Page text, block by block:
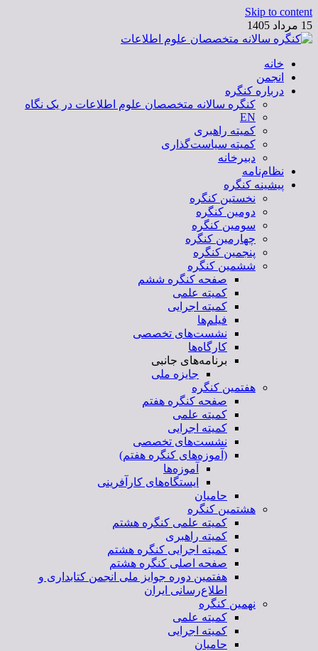
Skip to content
15 مرداد 1405
کنگره سالانه متخصصان علوم اطلاعات
خانه
انجمن
درباره کنگره
کنگره سالانه متخصصان علوم اطلاعات در یک نگاه
EN
کمیته راهبری
کمیته سیاست‌گذاری
دبیرخانه
نظام‌نامه
پیشینه کنگره
نخستین کنگره
دومین کنگره
سومین کنگره
چهارمین کنگره
پنجمین کنگره
ششمین کنگره
صفحه کنگره ششم
کمیته علمی
کمیته اجرایی
فیلم‌ها
نشست‌های تخصصی
کارگاه‌ها
برنامه‌های جانبی
جایزه ملی
هفتمین کنگره
صفحه کنگره هفتم
کمیته علمی
کمیته اجرایی
نشست‌های تخصصی
(آموزه‌های کنگره هفتم)
آموزه‌ها
ایستگاه‌های کارآفرینی
حامیان
هشتمین کنگره
کمیته علمی کنگره هشتم
کمیته راهبری
کمیته اجرایی کنگره هشتم
صفحه اصلی کنگره هشتم
هفتمین دوره جوایز ملی انجمن کتابداری و
اطلاع‌رسانی ایران
نهمین کنگره
کمیته علمی
کمیته اجرایی
حامیان